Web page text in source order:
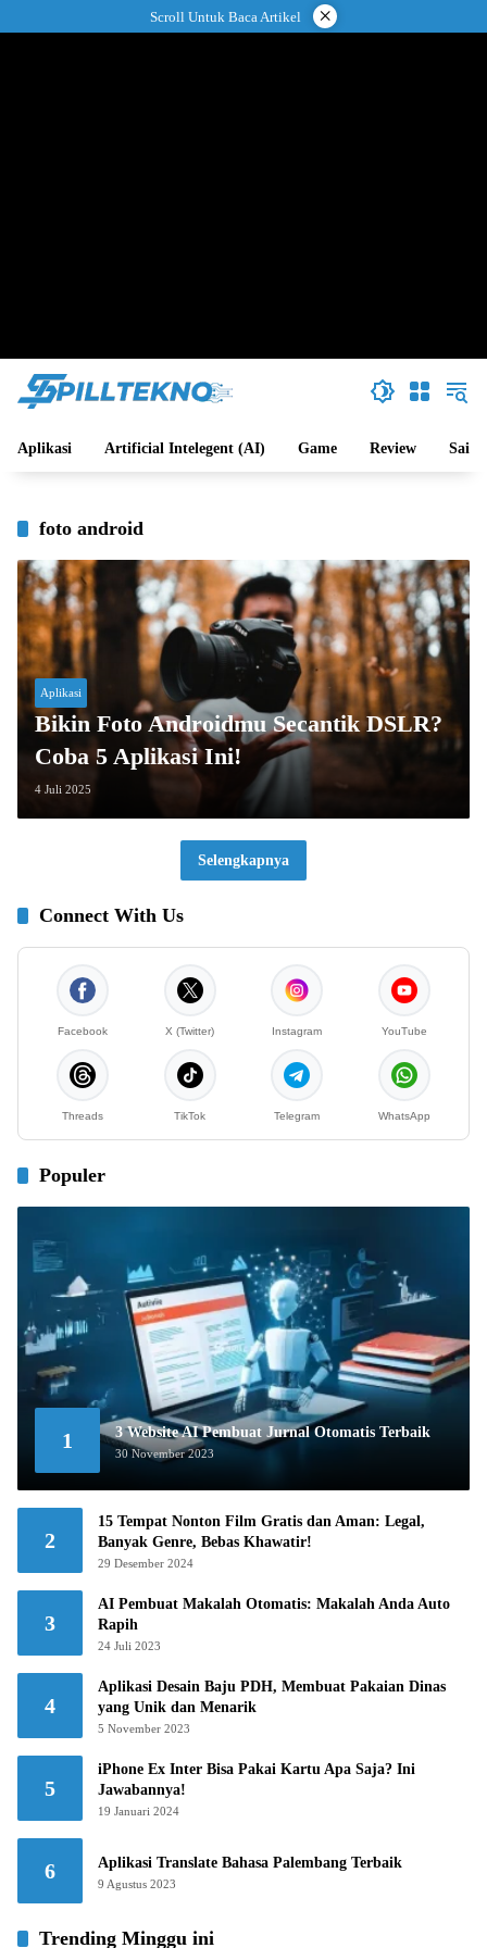
ke
Scroll Untuk Baca Artikel ×
Aplikasi Artificial Intelegent (AI) Game Review Sains
foto android
Aplikasi
Bikin Foto Androidmu Secantik DSLR?
Coba 5 Aplikasi Ini!
4 Juli 2025
Selengkapnya
Connect With Us
Facebook X (Twitter) Instagram YouTube
Threads TikTok Telegram WhatsApp
Populer
1 3 Website AI Pembuat Jurnal Otomatis Terbaik
30 November 2023
2
15 Tempat Nonton Film Gratis dan Aman: Legal,
Banyak Genre, Bebas Khawatir!
29 Desember 2024
3
AI Pembuat Makalah Otomatis: Makalah Anda Auto
Rapih
24 Juli 2023
4
Aplikasi Desain Baju PDH, Membuat Pakaian Dinas
yang Unik dan Menarik
5 November 2023
5
iPhone Ex Inter Bisa Pakai Kartu Apa Saja? Ini
Jawabannya!
19 Januari 2024
6 Aplikasi Translate Bahasa Palembang Terbaik
9 Agustus 2023
Trending Minggu ini